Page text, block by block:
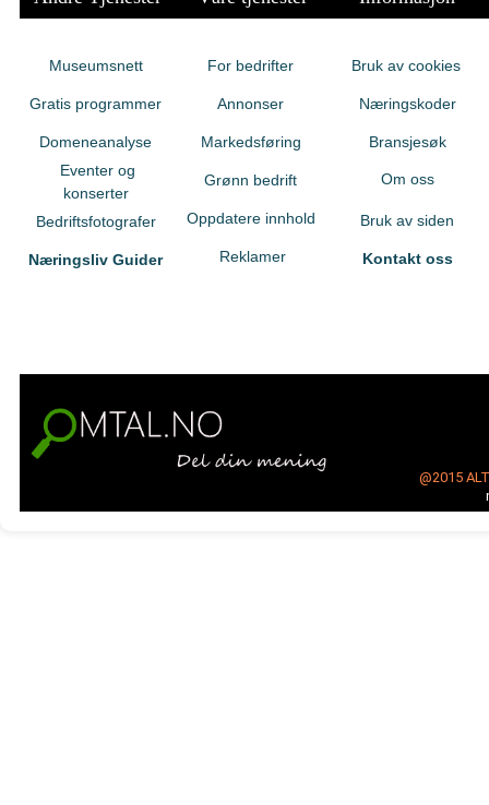
Museumsnett
Gratis programmer
Domeneanalyse
Eventer og
konserter
Bedriftsfotografer
Næringsliv Guider
For bedrifter
Annonser
Markedsføring
Grønn bedrift
Oppdatere innhold
Reklamer
Bruk av cookies
Næringskoder
Bransjesøk
Om oss
Bruk av siden
Kontakt oss
@2015